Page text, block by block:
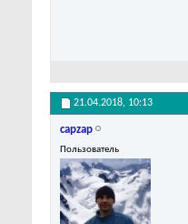
21.04.2018, 10:13
capzap
Пользователь